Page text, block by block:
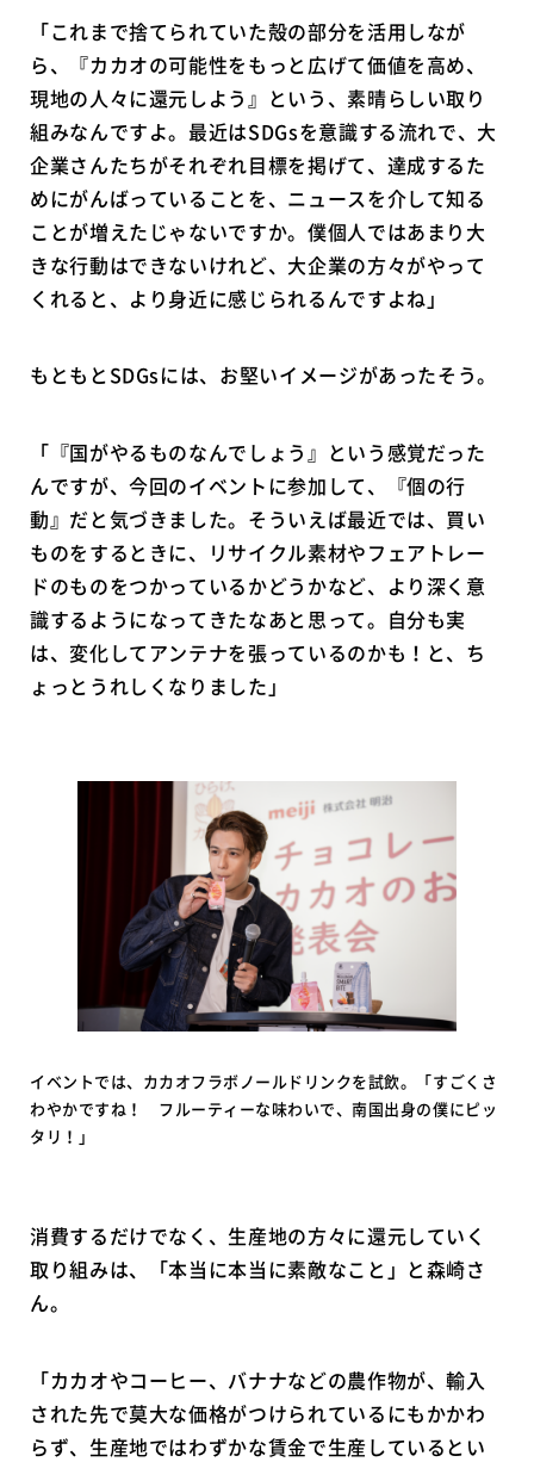
「これまで捨てられていた殻の部分を活用しなが
ら、『カカオの可能性をもっと広げて価値を高め、
現地の人々に還元しよう』という、素晴らしい取り
組みなんですよ。最近はSDGsを意識する流れで、大
企業さんたちがそれぞれ目標を掲げて、達成するた
めにがんばっていることを、ニュースを介して知る
ことが増えたじゃないですか。僕個人ではあまり大
きな行動はできないけれど、大企業の方々がやって
くれると、より身近に感じられるんですよね」
もともとSDGsには、お堅いイメージがあったそう。
「『国がやるものなんでしょう』という感覚だった
んですが、今回のイベントに参加して、『個の行
動』だと気づきました。そういえば最近では、買い
ものをするときに、リサイクル素材やフェアトレー
ドのものをつかっているかどうかなど、より深く意
識するようになってきたなあと思って。自分も実
は、変化してアンテナを張っているのかも！と、ち
ょっとうれしくなりました」
イベントでは、カカオフラボノールドリンクを試飲。「すごくさ
わやかですね！ フルーティーな味わいで、南国出身の僕にピッ
タリ！」
消費するだけでなく、生産地の方々に還元していく
取り組みは、「本当に本当に素敵なこと」と森崎さ
ん。
「カカオやコーヒー、バナナなどの農作物が、輸入
された先で莫大な価格がつけられているにもかかわ
らず、生産地ではわずかな賃金で生産しているとい